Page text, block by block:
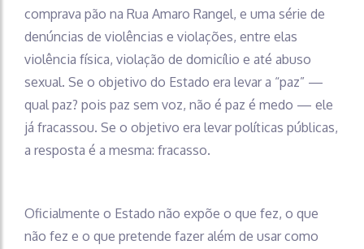
comprava pão na Rua Amaro Rangel, e uma série de
denúncias de violências e violações, entre elas
violência física, violação de domicílio e até abuso
sexual. Se o objetivo do Estado era levar a “paz” —
qual paz? pois paz sem voz, não é paz é medo — ele
já fracassou. Se o objetivo era levar políticas públicas,
a resposta é a mesma: fracasso.
Oficialmente o Estado não expõe o que fez, o que
não fez e o que pretende fazer além de usar como